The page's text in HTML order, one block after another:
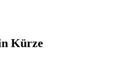
Kürze